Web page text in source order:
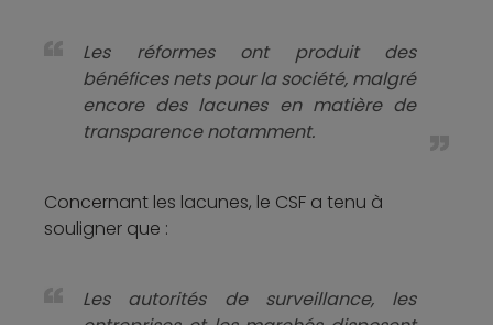
Les réformes ont produit des
bénéfices nets pour la société, malgré
encore des lacunes en matière de
transparence notamment.
Concernant les lacunes, le CSF a tenu à
souligner que :
Les autorités de surveillance, les